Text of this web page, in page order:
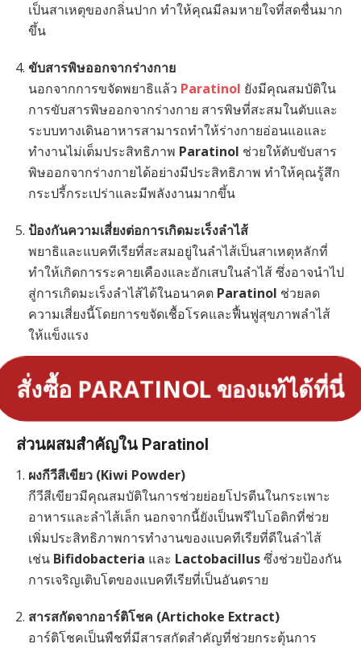
เป็นสาเหตุของกลิ่นปาก ทำให้คุณมีลมหายใจที่สดชื่นมาก
ขึ้น
ขับสารพิษออกจากร่างกาย
นอกจากการขจัดพยาธิแล้ว Paratinol ยังมีคุณสมบัติใน
การขับสารพิษออกจากร่างกาย สารพิษที่สะสมในตับและ
ระบบทางเดินอาหารสามารถทำให้ร่างกายอ่อนแอและ
ทำงานไม่เต็มประสิทธิภาพ Paratinol ช่วยให้ตับขับสาร
พิษออกจากร่างกายได้อย่างมีประสิทธิภาพ ทำให้คุณรู้สึก
กระปรี้กระเปร่าและมีพลังงานมากขึ้น
ป้องกันความเสี่ยงต่อการเกิดมะเร็งลำไส้
พยาธิและแบคทีเรียที่สะสมอยู่ในลำไส้เป็นสาเหตุหลักที่
ทำให้เกิดการระคายเคืองและอักเสบในลำไส้ ซึ่งอาจนำไป
สู่การเกิดมะเร็งลำไส้ได้ในอนาคต Paratinol ช่วยลด
ความเสี่ยงนี้โดยการขจัดเชื้อโรคและฟื้นฟูสุขภาพลำไส้
ให้แข็งแรง
สั่งซื้อ PARATINOL ของแท้ได้ที่นี่
ส่วนผสมสำคัญใน Paratinol
ผงกีวีสีเขียว (Kiwi Powder)
กีวีสีเขียวมีคุณสมบัติในการช่วยย่อยโปรตีนในกระเพาะ
อาหารและลำไส้เล็ก นอกจากนี้ยังเป็นพรีไบโอติกที่ช่วย
เพิ่มประสิทธิภาพการทำงานของแบคทีเรียที่ดีในลำไส้
เช่น Bifidobacteria และ Lactobacillusซึ่งช่วยป้องกัน
การเจริญเติบโตของแบคทีเรียที่เป็นอันตราย
สารสกัดจากอาร์ติโชค (Artichoke Extract)
อาร์ติโชคเป็นพืชที่มีสารสกัดสำคัญที่ช่วยกระตุ้นการ